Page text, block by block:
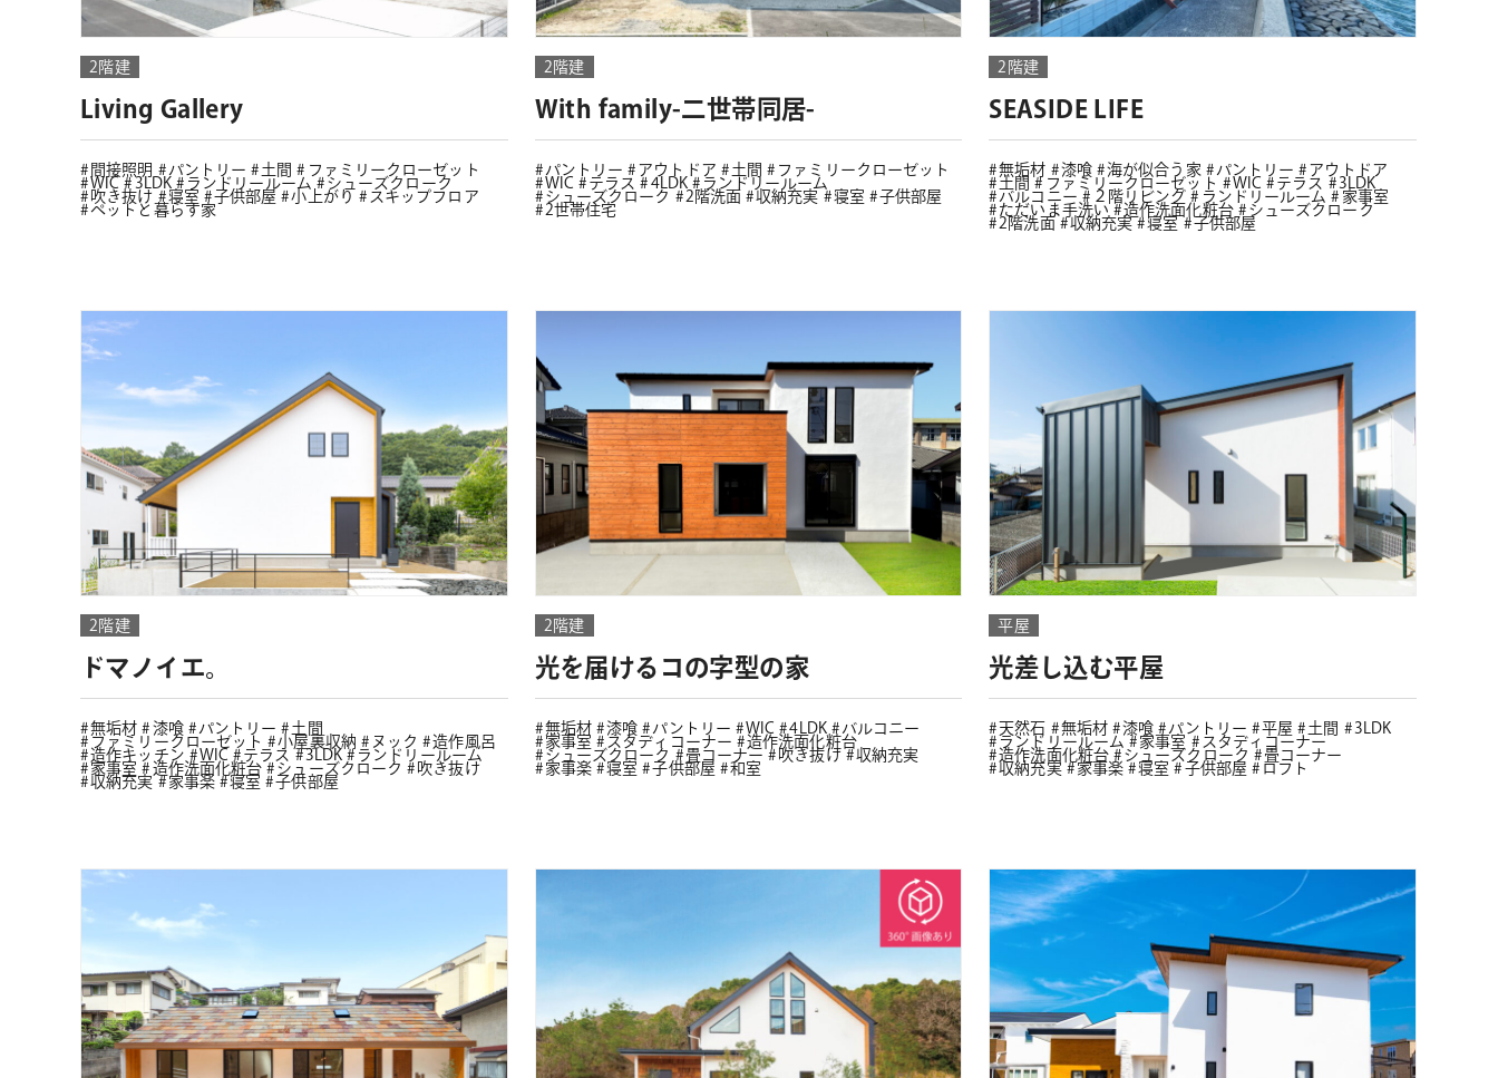
2階建
Living Gallery
間接照明 パントリー 土間
ファミリークローゼット
WIC
3LDK ランドリールーム
シューズクローク
吹き抜け
寝室 子供部屋 小上がり
スキップフロア
ペットと暮らす家
2階建
With family-二世帯同居-
パントリー アウトドア 土間
ファミリークローゼット
WIC
テラス 4LDK
ランドリールーム
シューズクローク
2階洗面 収納充実 寝室
子供部屋
2世帯住宅
2階建
SEASIDE LIFE
無垢材 漆喰 海が似合う家 パントリー
アウトドア
土間
ファミリークローゼット WIC テラス
3LDK
バルコニー
２階リビング ランドリールーム
家事室
ただいま手洗い
造作洗面化粧台
シューズクローク
2階洗面
収納充実 寝室 子供部屋
2階建
ドマノイエ。
無垢材 漆喰 パントリー
土間
ファミリークローゼット
小屋裏収納 ヌック
造作風呂
造作キッチン
WIC テラス 3LDK
ランドリールーム
家事室
造作洗面化粧台 シューズクローク
吹き抜け
収納充実
家事楽 寝室 子供部屋
2階建
光を届けるコの字型の家
無垢材 漆喰 パントリー WIC 4LDK
バルコニー
家事室
スタディコーナー
造作洗面化粧台
シューズクローク
畳コーナー 吹き抜け
収納充実
家事楽
寝室 子供部屋 和室
平屋
光差し込む平屋
天然石 無垢材 漆喰 パントリー 平屋 土間
3LDK
ランドリールーム
家事室
スタディコーナー
造作洗面化粧台
シューズクローク
畳コーナー
収納充実
家事楽 寝室 子供部屋 ロフト